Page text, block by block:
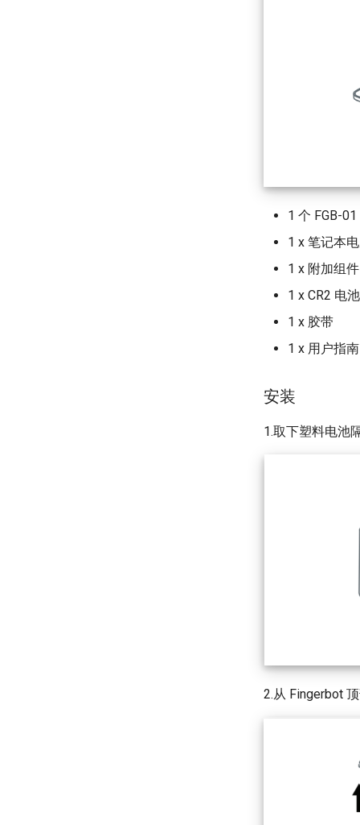
1 个 FGB-01
1 x 笔记本
1 x 附加组件
1 x CR2 电
1 x 胶带
1 x 用户指南
安装
1.取下塑料电池
2.从 Fingerbot